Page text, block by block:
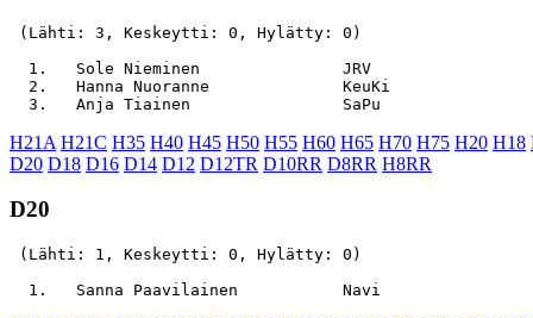
(Lähti: 3, Keskeytti: 0, Hylätty: 0)
1.   Sole Nieminen               JRV
2.   Hanna Nuoranne              KeuKi
H21A H21C H35 H40 H45 H50 H55 H60 H65 H70 H75 H20 H18
D20 D18 D16 D14 D12 D12TR D10RR D8RR H8RR
D20
(Lähti: 1, Keskeytti: 0, Hylätty: 0)